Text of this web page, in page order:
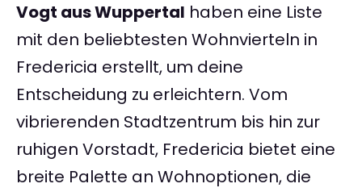
Vogt aus Wuppertal haben eine Liste
mit den beliebtesten Wohnvierteln in
Fredericia erstellt, um deine
Entscheidung zu erleichtern. Vom
vibrierenden Stadtzentrum bis hin zur
ruhigen Vorstadt, Fredericia bietet eine
breite Palette an Wohnoptionen, die